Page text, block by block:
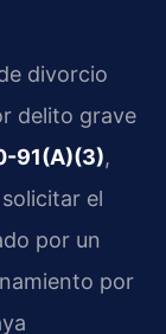
divorcio
delito grave
91(A)(3),
el
por un
por